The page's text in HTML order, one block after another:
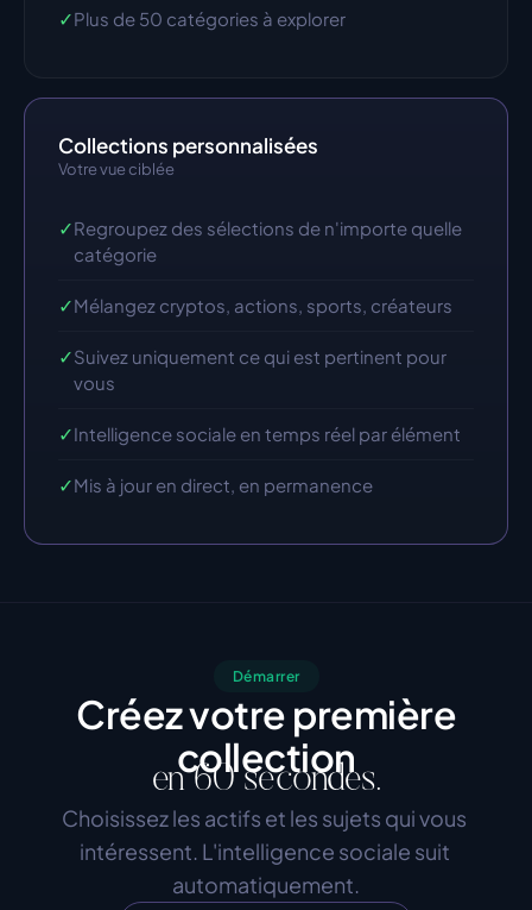
✓Plus de 50 catégories à explorer
Collections personnalisées
Votre vue ciblée
✓Regroupez des sélections de n'importe quelle
catégorie
✓Mélangez cryptos, actions, sports, créateurs
✓Suivez uniquement ce qui est pertinent pour
vous
✓Intelligence sociale en temps réel par élément
✓Mis à jour en direct, en permanence
Démarrer
Créez votre première
collection
en 60 secondes.
Choisissez les actifs et les sujets qui vous
intéressent. L'intelligence sociale suit
automatiquement.